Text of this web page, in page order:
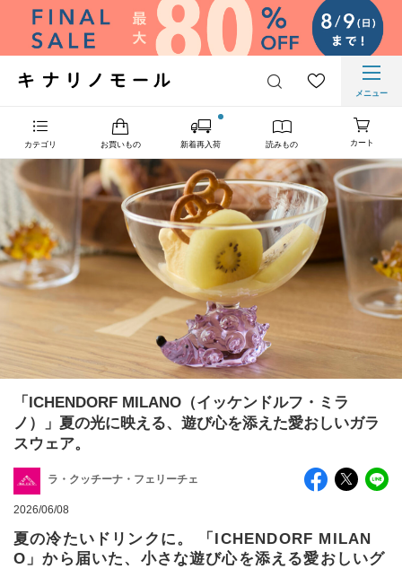
メニュー
カテゴリ お買いもの 新着再入荷 読みもの カート
「ICHENDORF MILANO（イッケンドルフ・ミラ
ノ）」夏の光に映える、遊び心を添えた愛おしいガラ
スウェア。
ラ・クッチーナ・フェリーチェ
2026/06/08
夏の冷たいドリンクに。 「ICHENDORF MILAN
O」から届いた、小さな遊び心を添える愛おしいグ